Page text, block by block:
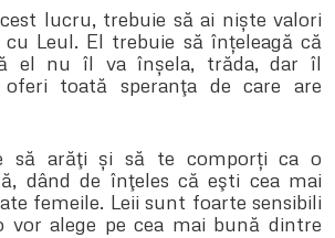
lucru, trebuie să ai niște valori
Leul. El trebuie să înțeleagă că
el nu îl va înșela, trăda, dar îl
toată speranţa de care are
să arăţi și să te comporți ca o
dând de înţeles că eşti cea mai
femeile. Leii sunt foarte sensibili
vor alege pe cea mai bună dintre